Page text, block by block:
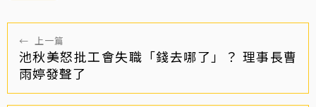
← 上一篇
池秋美怒批工會失職「錢去哪了」？ 理事長曹
雨婷發聲了